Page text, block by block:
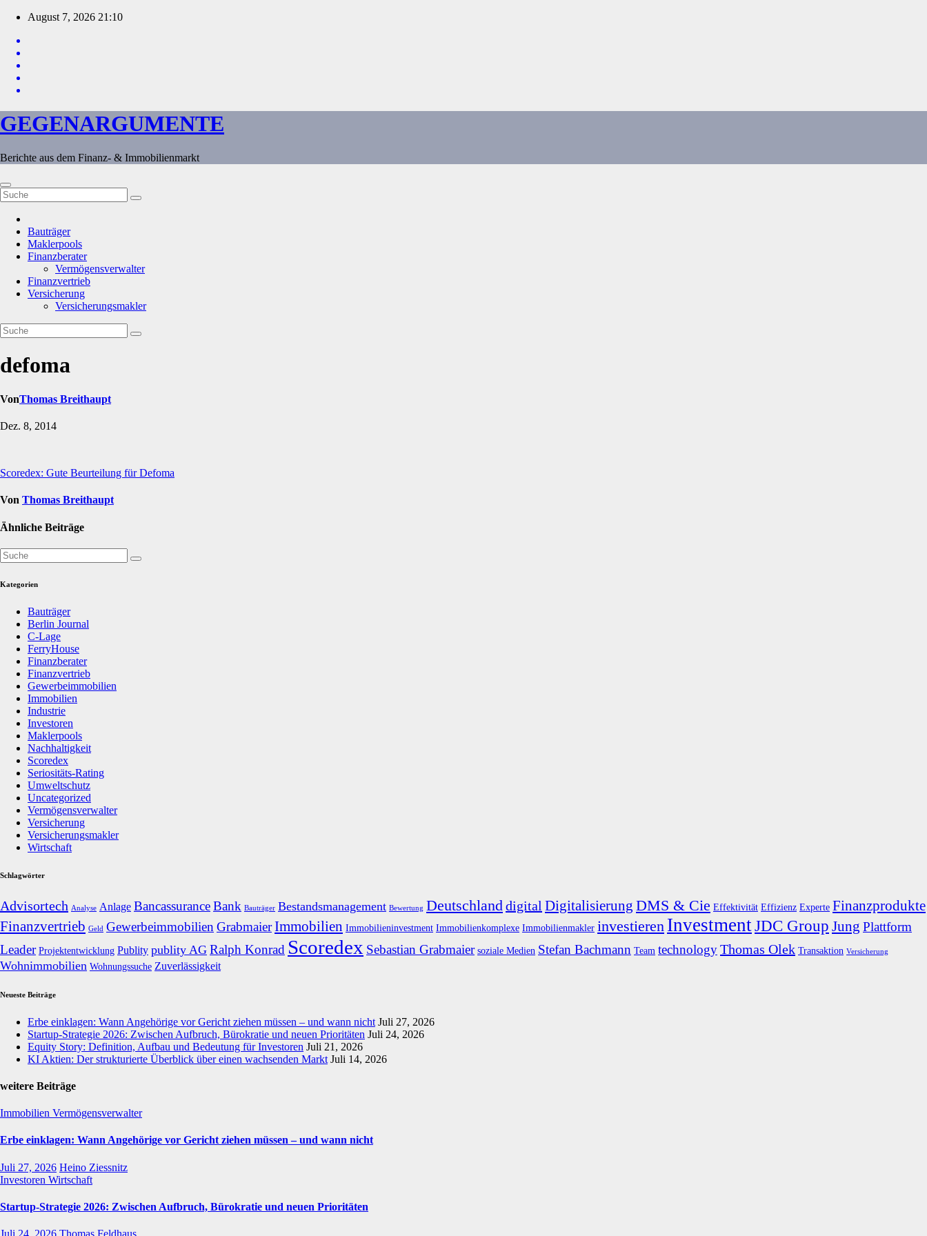
Zum
springen
August 7, 2026 21:10
GEGENARGUMENTE
Berichte aus dem Finanz- & Immobilienmarkt
Bauträger
Maklerpools
Finanzberater
Vermögensverwalter
Finanzvertrieb
Versicherung
Versicherungsmakler
defoma
VonThomas Breithaupt
Dez. 8, 2014
Beitragsnavigation
Scoredex: Gute Beurteilung für Defoma
Von Thomas Breithaupt
Ähnliche Beiträge
Kategorien
Bauträger
Berlin Journal
C-Lage
FerryHouse
Finanzberater
Finanzvertrieb
Gewerbeimmobilien
Immobilien
Industrie
Investoren
Maklerpools
Nachhaltigkeit
Scoredex
Seriositäts-Rating
Umweltschutz
Uncategorized
Vermögensverwalter
Versicherung
Versicherungsmakler
Wirtschaft
Schlagwörter
Advisortech Analyse Anlage BancassuranceBank Bauträger Bestandsmanagement Bewertung Deutschland digital Digitalisierung DMS & Cie Effektivität Effizienz Experte Finanzprodukte
Finanzvertrieb Geld Gewerbeimmobilien GrabmaierImmobilien Immobilieninvestment Immobilienkomplexe Immobilienmakler investieren InvestmentJDC Group Jung Plattform
Leader Projektentwicklung Publity publity AG Ralph Konrad Scoredex Sebastian Grabmaier soziale Medien Stefan Bachmann Team technologyThomas Olek Transaktion Versicherung
Wohnimmobilien Wohnungssuche Zuverlässigkeit
Neueste Beiträge
Erbe einklagen: Wann Angehörige vor Gericht ziehen müssen – und wann nicht Juli 27, 2026
Startup-Strategie 2026: Zwischen Aufbruch, Bürokratie und neuen Prioritäten Juli 24, 2026
Equity Story: Definition, Aufbau und Bedeutung für Investoren Juli 21, 2026
KI Aktien: Der strukturierte Überblick über einen wachsenden Markt Juli 14, 2026
weitere Beiträge
Immobilien Vermögensverwalter
Erbe einklagen: Wann Angehörige vor Gericht ziehen müssen – und wann nicht
Juli 27, 2026 Heino Ziessnitz
Investoren Wirtschaft
Startup-Strategie 2026: Zwischen Aufbruch, Bürokratie und neuen Prioritäten